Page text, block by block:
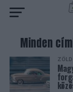
Minden